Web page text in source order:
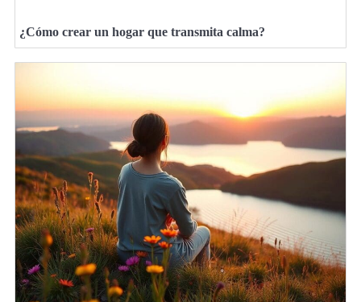
¿Cómo crear un hogar que transmita calma?